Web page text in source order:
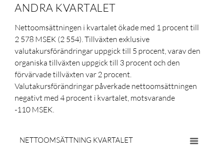
ANDRA KVARTALET
Nettoomsättningen i kvartalet ökade med 1 procent till
2 578 MSEK (2 554). Tillväxten exklusive
valutakursförändringar uppgick till 5 procent, varav den
organiska tillväxten uppgick till 3 procent och den
förvärvade tillväxten var 2 procent.
Valutakursförändringar påverkade nettoomsättningen
negativt med 4 procent i kvartalet, motsvarande
-110 MSEK.
NETTOOMSÄTTNING KVARTALET